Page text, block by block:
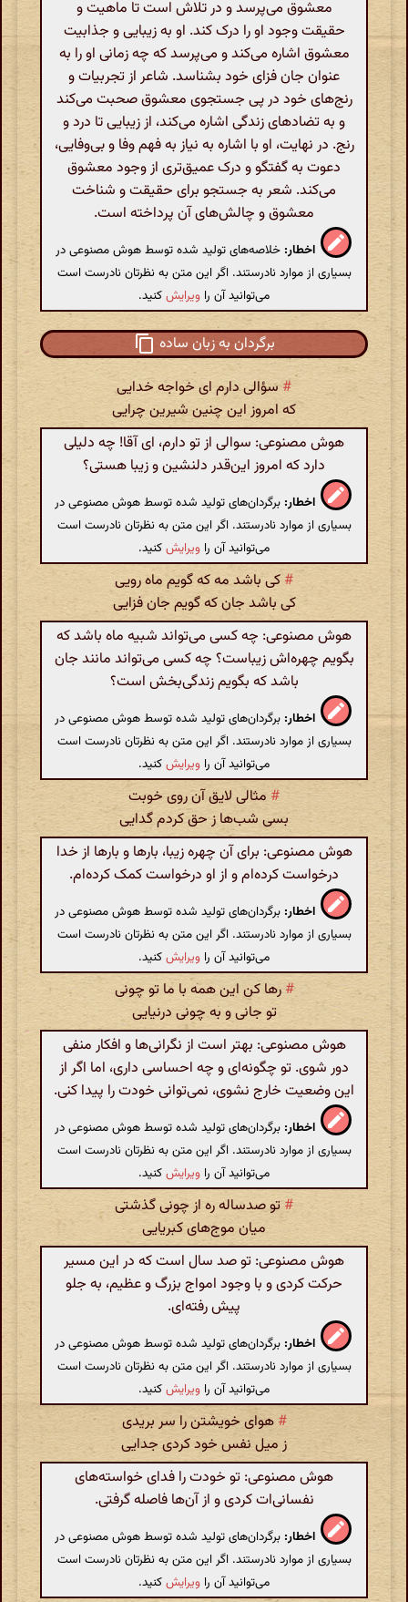
معشوق می‌پرسد و در تلاش است تا ماهیت و
حقیقت وجود او را درک کند. او به زیبایی و جذابیت
معشوق اشاره می‌کند و می‌پرسد که چه زمانی او را به
عنوان جان فزای خود بشناسد. شاعر از تجربیات و
رنج‌های خود در پی جستجوی معشوق صحبت می‌کند
و به تضادهای زندگی اشاره می‌کند، از زیبایی تا درد و
رنج. در نهایت، او با اشاره به نیاز به فهم وفا و بی‌وفایی،
دعوت به گفتگو و درک عمیق‌تری از وجود معشوق
می‌کند. شعر به جستجو برای حقیقت و شناخت
معشوق و چالش‌های آن پرداخته است.
اخطار: خلاصه‌های تولید شده توسط هوش مصنوعی در
بسیاری از موارد نادرستند. اگر این متن به نظرتان نادرست است
می‌توانید آن را ویرایشکنید.
برگردان به زبان ساده
#سؤالی دارم ای خواجه خدایی
که امروز این چنین شیرین چرایی
هوش مصنوعی: سوالی از تو دارم، ای آقا! چه دلیلی
دارد که امروز این‌قدر دلنشین و زیبا هستی؟
اخطار: برگردان‌های تولید شده توسط هوش مصنوعی در
بسیاری از موارد نادرستند. اگر این متن به نظرتان نادرست است
می‌توانید آن را ویرایشکنید.
# کی باشد مه که گویم ماه رویی
کی باشد جان که گویم جان فزایی
هوش مصنوعی: چه کسی می‌تواند شبیه ماه باشد که
بگویم چهره‌اش زیباست؟ چه کسی می‌تواند مانند جان
باشد که بگویم زندگی‌بخش است؟
اخطار: برگردان‌های تولید شده توسط هوش مصنوعی در
بسیاری از موارد نادرستند. اگر این متن به نظرتان نادرست است
می‌توانید آن را ویرایشکنید.
# مثالی لایق آن روی خوبت
بسی شب‌ها ز حق کردم گدایی
هوش مصنوعی: برای آن چهره زیبا، بارها و بارها از خدا
درخواست کرده‌ام و از او درخواست کمک کرده‌ام.
اخطار: برگردان‌های تولید شده توسط هوش مصنوعی در
بسیاری از موارد نادرستند. اگر این متن به نظرتان نادرست است
می‌توانید آن را ویرایشکنید.
#رها کن این همه با ما تو چونی
تو جانی و به چونی درنیایی
هوش مصنوعی: بهتر است از نگرانی‌ها و افکار منفی
دور شوی. تو چگونه‌ای و چه احساسی داری، اما اگر از
این وضعیت خارج نشوی، نمی‌توانی خودت را پیدا کنی.
اخطار: برگردان‌های تولید شده توسط هوش مصنوعی در
بسیاری از موارد نادرستند. اگر این متن به نظرتان نادرست است
می‌توانید آن را ویرایشکنید.
# تو صدساله ره از چونی گذشتی
میان موج‌های کبریایی
هوش مصنوعی: تو صد سال است که در این مسیر
حرکت کردی و با وجود امواج بزرگ و عظیم، به جلو
پیش رفته‌ای.
اخطار: برگردان‌های تولید شده توسط هوش مصنوعی در
بسیاری از موارد نادرستند. اگر این متن به نظرتان نادرست است
می‌توانید آن را ویرایشکنید.
# هوای خویشتن را سر بریدی
ز میل نفس خود کردی جدایی
هوش مصنوعی: تو خودت را فدای خواسته‌های
نفسانی‌ات کردی و از آن‌ها فاصله گرفتی.
اخطار: برگردان‌های تولید شده توسط هوش مصنوعی در
بسیاری از موارد نادرستند. اگر این متن به نظرتان نادرست است
می‌توانید آن را ویرایشکنید.